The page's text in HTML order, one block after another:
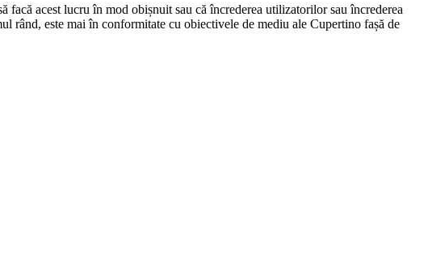
acest lucru în mod obișnuit sau că încrederea utilizatorilor sau încrederea
este mai în conformitate cu obiectivele de mediu ale Cupertino fașă de